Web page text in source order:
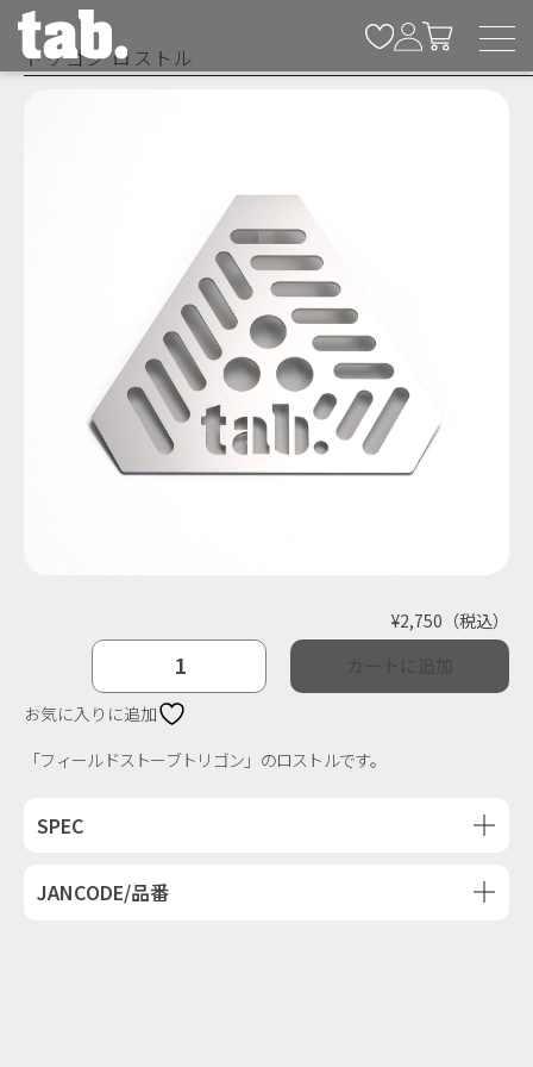
トリゴン ロストル
¥2,750 （税込）
ト
リ
ゴ
ロ
個
お気に入りに追加
「フィールドストーブトリゴン」のロストルです。
SPEC
JANCODE/品番